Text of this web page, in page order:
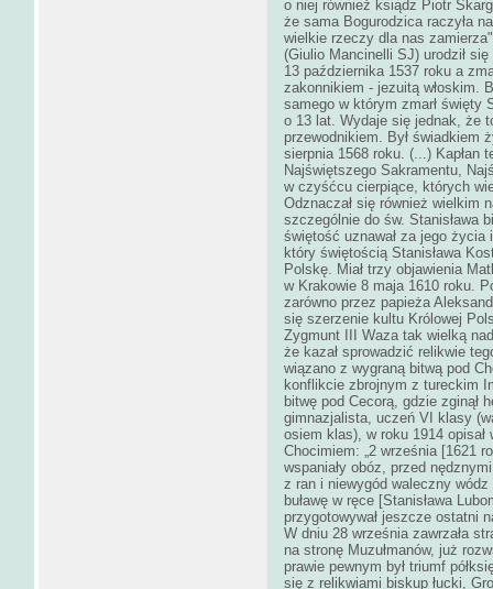
o niej również ksiądz Piotr
że sama Bogurodzica raczyła
wielkie rzeczy dla nas
(Giulio Mancinelli SJ) urodził
13 października 1537 roku a
zakonnikiem - jezuitą włoskim.
samego w którym zmarł święty
o 13 lat. Wydaje się jednak, że
przewodnikiem. Był świadkiem
sierpnia 1568 roku. (...) Kapłan
Najświętszego Sakramentu,
w czyśćcu cierpiące, których
Odznaczał się również wielkim
szczególnie do św. Stanisława
świętość uznawał za jego życia
który świętością Stanisława
Polskę. Miał trzy objawienia
w Krakowie 8 maja 1610 roku.
zarówno przez papieża
się szerzenie kultu Królowej
Zygmunt III Waza tak wielką
że kazał sprowadzić relikwie
wiązano z wygraną bitwą pod
konflikcie zbrojnym z tureckim
bitwę pod Cecorą, gdzie zginął
gimnazjalista, uczeń VI klasy
osiem klas), w roku 1914
Chocimiem: „2 września [1621
wspaniały obóz, przed
z ran i niewygód waleczny
buławę w ręce [Stanisława
przygotowywał jeszcze ostatni
W dniu 28 września zawrzała
na stronę Muzułmanów, już
prawie pewnym był triumf
się z relikwiami biskup łucki,